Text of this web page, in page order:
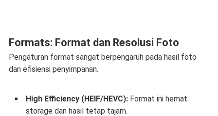
Formats: Format dan Resolusi Foto
Pengaturan format sangat berpengaruh pada hasil foto
dan efisiensi penyimpanan.
High Efficiency (HEIF/HEVC):Format ini hemat
storage dan hasil tetap tajam.